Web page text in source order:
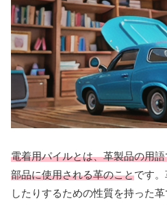
電着用パイルとは、革製品の用
部品に使用される革のことです
したりするための性質を持った